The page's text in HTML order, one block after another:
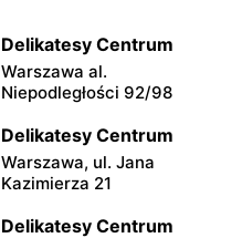
Delikatesy Centrum
Warszawa al.
Niepodległości 92/98
Delikatesy Centrum
Warszawa, ul. Jana
Kazimierza 21
Delikatesy Centrum